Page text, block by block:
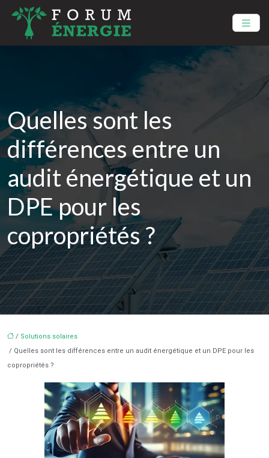
Quelles sont les
différences entre un
audit énergétique et un
DPE pour les
copropriétés ?
/ Solutions solaires
/ Quelles sont les différences entre un audit énergétique et un DPE pour les
copropriétés ?